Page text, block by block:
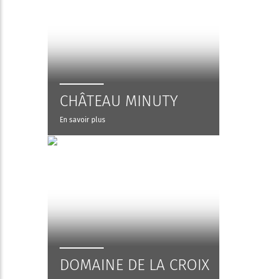
CHÂTEAU MINUTY
En savoir plus
DOMAINE DE LA CROIX